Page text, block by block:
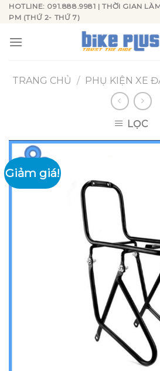
Skip
content
HOTLINE: 091.888.9981 | THỜI GIAN
PM (THỨ 2- THỨ 7)
TRANG CHỦ / PHỤ KIỆN XE
LỌC
Giảm giá!